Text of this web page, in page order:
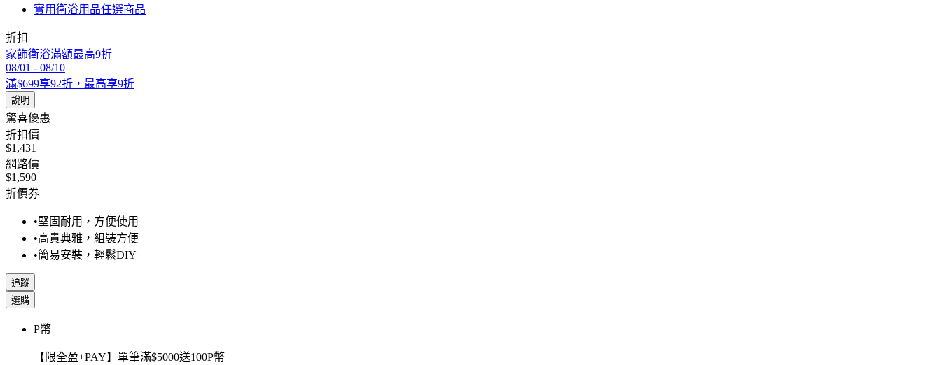
實用衛浴用品任選商品
折扣
家飾衛浴滿額最高9折
08/01 - 08/10
滿$699享92折，最高享9折
說明
驚喜優惠
折扣價
$1,431
網路價
$1,590
折價券
•堅固耐用，方便使用
•高貴典雅，組裝方便
•簡易安裝，輕鬆DIY
追蹤
選購
P幣
【限全盈+PAY】單筆滿$5000送100P幣